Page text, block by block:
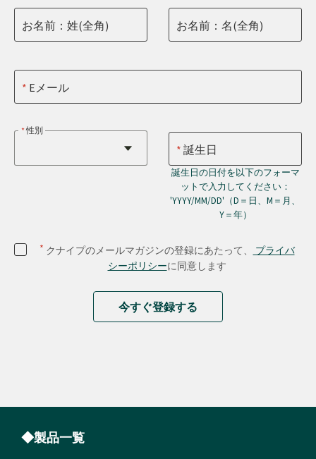
お名前：姓(全角) お名前：名(全角)
Eメール
性別
誕生日
誕生日の日付を以下のフォーマ
ットで入力してください：
'YYYY/MM/DD'（D＝日、M＝月、
Y＝年）
* クナイプのメールマガジンの登録にあたって、
プライバ
シーポリシーに同意します
今すぐ登録する
◆製品一覧